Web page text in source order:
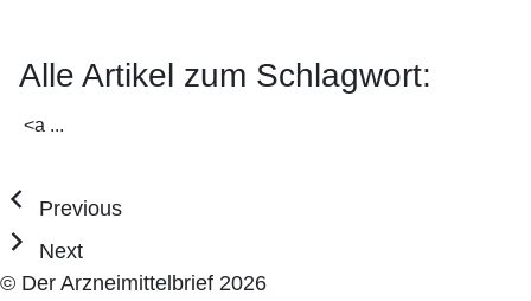
Alle Artikel zum Schlagwort:
<a ...
Previous
Next
© Der Arzneimittelbrief 2026